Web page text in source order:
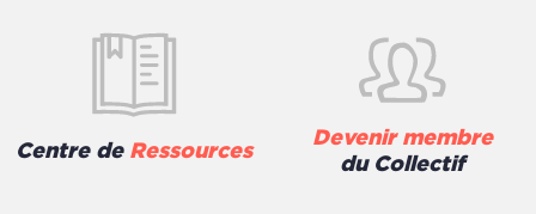
Centre de Ressources
Devenir membre
du Collectif